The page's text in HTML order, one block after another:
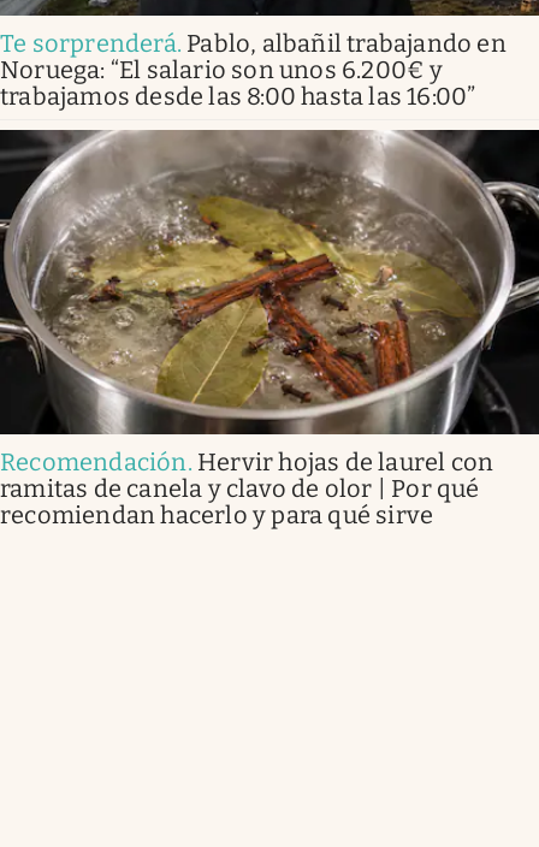
Te sorprenderá. Pablo, albañil trabajando en
Noruega: “El salario son unos 6.200€ y
trabajamos desde las 8:00 hasta las 16:00”
Recomendación. Hervir hojas de laurel con
ramitas de canela y clavo de olor | Por qué
recomiendan hacerlo y para qué sirve